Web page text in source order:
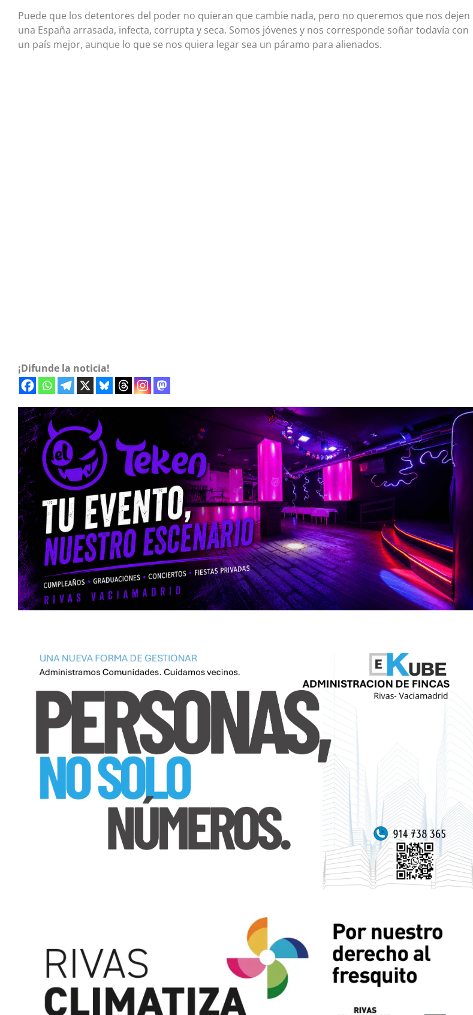
Puede que los detentores del poder no quieran que cambie nada, pero no queremos que nos dejen
una España arrasada, infecta, corrupta y seca. Somos jóvenes y nos corresponde soñar todavía con
un país mejor, aunque lo que se nos quiera legar sea un páramo para alienados.
¡Difunde la noticia!